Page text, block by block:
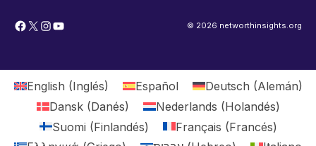
Facebook
X Instagram
YouTube © 2026 networthinsights.org
English (Inglés) Español Deutsch (Alemán)
Dansk(Danés) Nederlands (Holandés)
Suomi (Finlandés) Français (Francés)